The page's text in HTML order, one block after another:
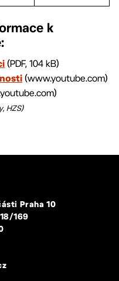
k
(PDF, 104 kB)
(www.youtube.com)
HZS)
Praha 10
169